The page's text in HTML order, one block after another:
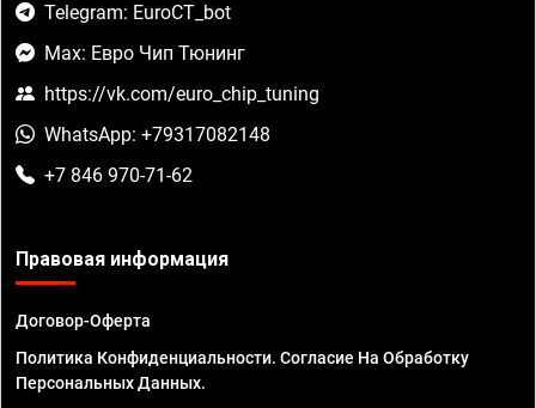
Telegram: EuroCT_bot
Max: Евро Чип Тюнинг
https://vk.com/euro_chip_tuning
WhatsApp: +79317082148
+7 846 970-71-62
Правовая информация
Договор-Оферта
Политика Конфиденциальности. Согласие На Обработку
Персональных Данных.